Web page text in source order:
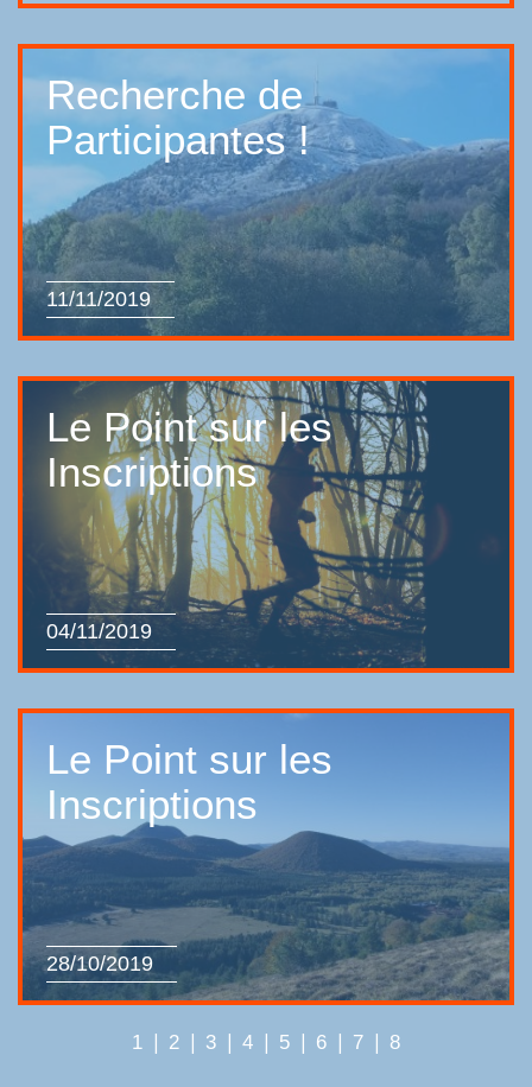
Recherche de
Participantes !
11/11/2019
Le Point sur les
Inscriptions
04/11/2019
Le Point sur les
Inscriptions
28/10/2019
1 | 2 | 3 | 4 | 5 | 6 | 7 | 8